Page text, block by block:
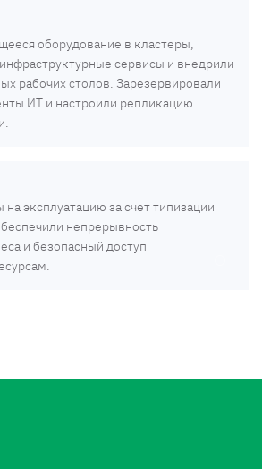
оборудование в кластеры,
сервисы и внедрили
рабочих столов. Зарезервировали
ИТ и настроили репликацию
эксплуатацию за счет типизации
непрерывность
и безопасный доступ